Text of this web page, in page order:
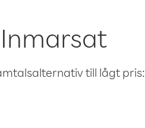
till lågt pris: